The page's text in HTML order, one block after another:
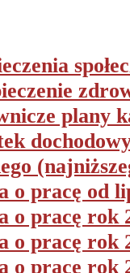
plany
o pracę od
o pracę rok
o pracę rok
o pracę rok